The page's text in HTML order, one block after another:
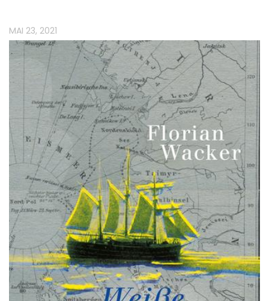
MAI 23, 2021